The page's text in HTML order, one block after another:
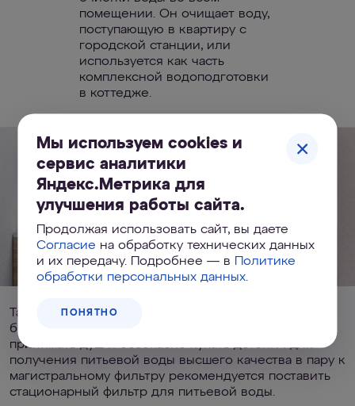
помещении. Он очищает воду,
поступающую в квартиру с
городской станции, или
используется как часть
комплексной водоподготовки
в коттедже.
Таким образом получается чистая, прозрачная вода
без посторонних запахов, в которой приятно
принимать душ и безопасно купать детей. А для
получения питьевой воды высшего качества в пару к
магистральному фильтру рекомендуется поставить
стационарный фильтр для питьевой воды.
Мы используем cookies и
сервис аналитики
Яндекс.Метрика для
улучшения работы сайта.
Продолжая использовать сайт, вы даете
Согласие на обработку технических данных
и их передачу. Подробнее — в Политике
обработки персональных данных
ПОНЯТНО